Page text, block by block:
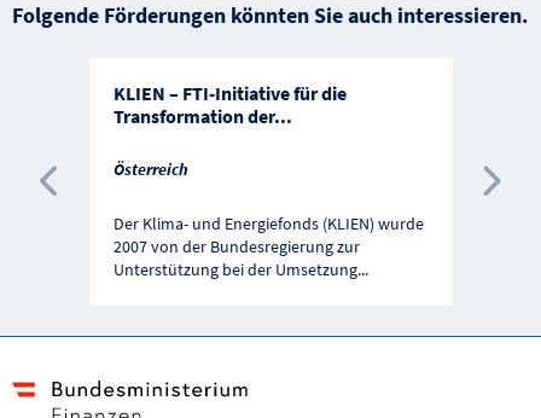
Folgende Förderungen könnten Sie auch interessieren.
KLIEN – FTI-Initiative für die
Transformation der...
Österreich
Der Klima- und Energiefonds (KLIEN) wurde
2007 von der Bundesregierung zur
Unterstützung bei der Umsetzung...
Vorherige Förderung